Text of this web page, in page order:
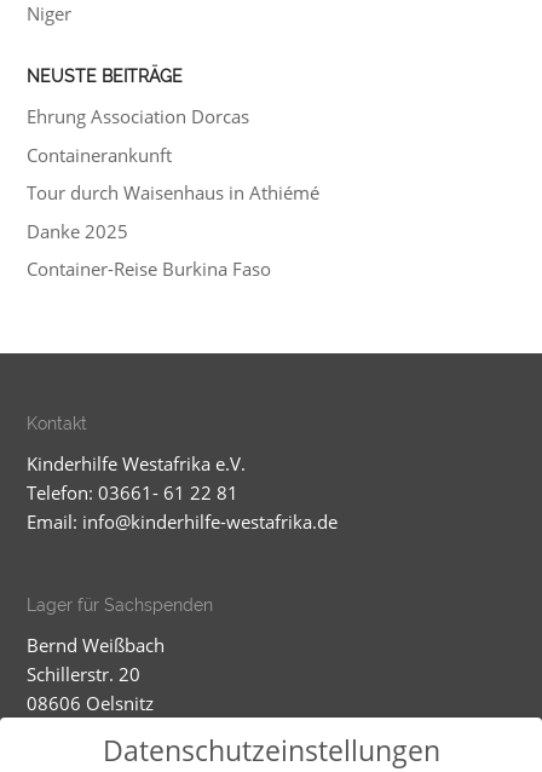
Niger
NEUSTE BEITRÄGE
Ehrung Association Dorcas
Containerankunft
Tour durch Waisenhaus in Athiémé
Danke 2025
Container-Reise Burkina Faso
Kontakt
Kinderhilfe Westafrika e.V.
Telefon: 03661- 61 22 81
Email: info@kinderhilfe-westafrika.de
Lager für Sachspenden
Bernd Weißbach
Schillerstr. 20
08606 Oelsnitz
Datenschutzeinstellungen